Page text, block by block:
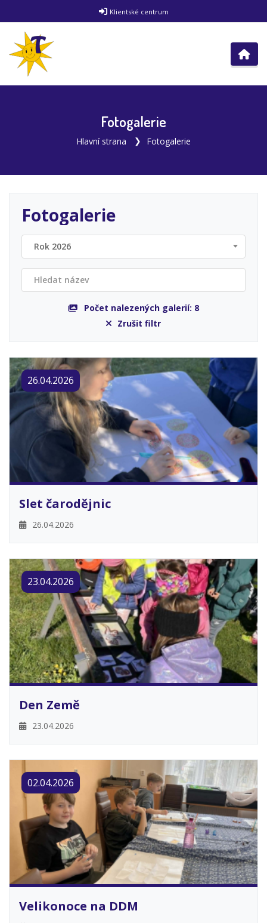
Klientské centrum
Fotogalerie
Hlavní strana Fotogalerie
Fotogalerie
Rok 2026
Počet nalezených galerií: 8
Zrušit filtr
26.04.2026
Slet čarodějnic
26.04.2026
23.04.2026
Den Země
23.04.2026
02.04.2026
Velikonoce na DDM